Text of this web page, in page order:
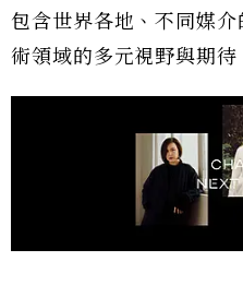
包含世界各地、不同媒
術領域的多元視野與期待